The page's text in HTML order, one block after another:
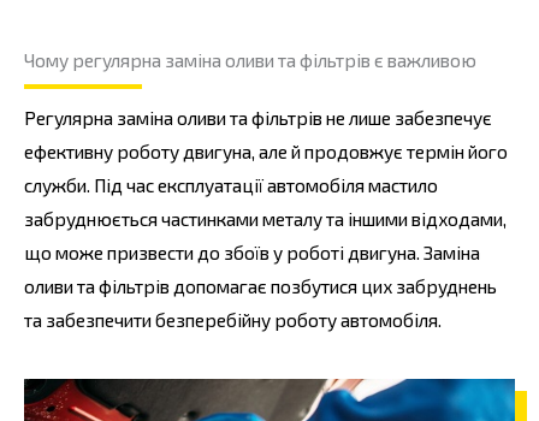
Чому регулярна заміна оливи та фільтрів є важливою
Регулярна заміна оливи та фільтрів не лише забезпечує
ефективну роботу двигуна, але й продовжує термін його
служби. Під час експлуатації автомобіля мастило
забруднюється частинками металу та іншими відходами,
що може призвести до збоїв у роботі двигуна. Заміна
оливи та фільтрів допомагає позбутися цих забруднень
та забезпечити безперебійну роботу автомобіля.